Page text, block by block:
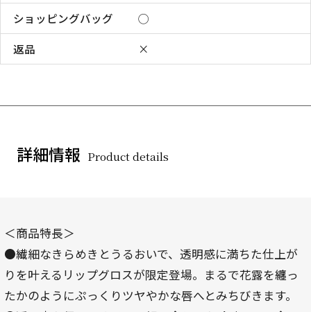
ショッピングバッグ
◯
返品
×
詳細情報 Product details
＜商品特長＞
●繊細なきらめきとうるおいで、透明感に満ちた仕上が
りを叶えるリップグロスが限定登場。まるで花露を纏っ
たかのようにぷっくりツヤやかな唇へとみちびきます。